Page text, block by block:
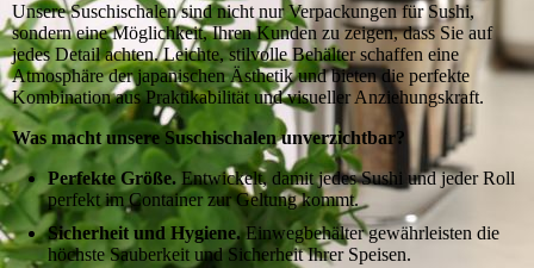
Unsere Suschischalen sind nicht nur Verpackungen für Sushi,
sondern eine Möglichkeit, Ihren Kunden zu zeigen, dass Sie auf
jedes Detail achten. Leichte, stilvolle Behälter schaffen eine
Atmosphäre der japanischen Ästhetik und bieten die perfekte
Kombination aus Praktikabilität und visueller Anziehungskraft.
Was macht unsere Suschischalen unverzichtbar?
Perfekte Größe. Entwickelt, damit jedes Sushi und jeder Roll
perfekt im Container zur Geltung kommt.
Sicherheit und Hygiene.Einwegbehälter gewährleisten die
höchste Sauberkeit und Sicherheit Ihrer Speisen.